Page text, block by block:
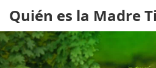
Quién es la Madre